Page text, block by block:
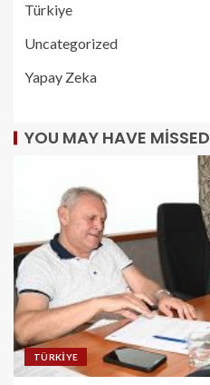
Türkiye
Uncategorized
Yapay Zeka
YOU MAY HAVE MISSED
TÜRKIYE